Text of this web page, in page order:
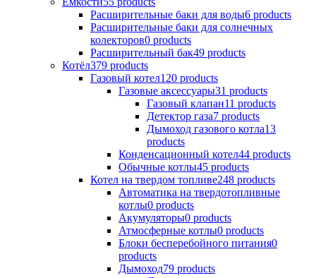
Расширительные баки для воды6 products
Расширительные баки для солнечных
колекторов0 products
Расширительный бак49 products
Котёл379 products
Газовый котел120 products
Газовые аксессуары31 products
Газовый клапан11 products
Детектор газа7 products
Дымоход газового котла13
products
Конденсационный котел44 products
Обычные котлы45 products
Котел на твердом топливе248 products
Автоматика на твердотопливные
котлы0 products
Акумуляторы0 products
Атмосферные котлы0 products
Блоки бесперебойного питания0
products
Дымоход79 products